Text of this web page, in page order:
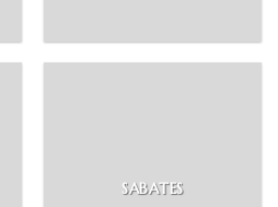
SABATES